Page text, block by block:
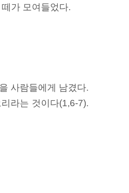
가 모여들었다.
사람들에게 남겼다.
라는 것이다(1,6-7).